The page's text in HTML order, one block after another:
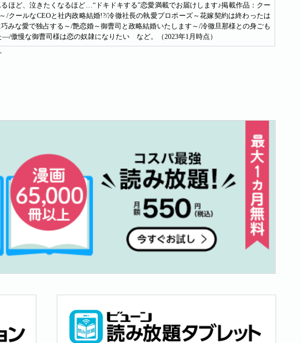
ほど、泣きたくなるほど…“ドキドキする”恋愛満載でお届けします♪掲載作品：クー
/クールなCEOと社内政略結婚!?/冷徹社長の執愛プロポーズ～花嫁契約は終わったは
みな愛で独占する～/艶恋婚～御曹司と政略結婚いたします～/冷徹旦那様との身ごも
傲慢な御曹司様は恋の奴隷になりたい など。（2023年1月時点）